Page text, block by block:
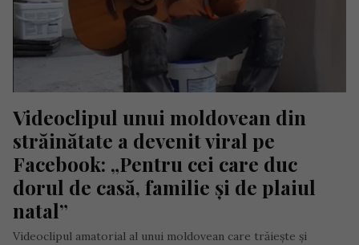
Videoclipul unui moldovean din
străinătate a devenit viral pe
Facebook: „Pentru cei care duc
dorul de casă, familie și de plaiul
natal”
Videoclipul amatorial al unui moldovean care trăiește și